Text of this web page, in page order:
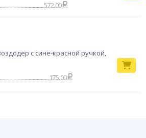
Intex
572.00
с сине-красной ручкой,
175.00